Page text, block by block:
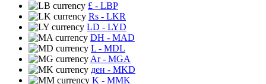
£ - LBP
Rs - LKR
LD - LYD
DH - MAD
L - MDL
Ar- MGA
ден - MKD
K - MMK